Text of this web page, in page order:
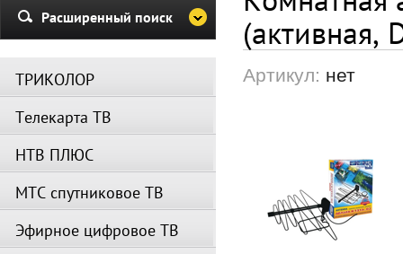
Убедительная просьба в
период не производить поиск
каналов и не перезагружать
Вещание телеканалов и
(активная,
Артикул: нет
Расширенный поиск
ТРИКОЛОР
Телекарта ТВ
НТВ ПЛЮС
МТС спутниковое ТВ
Эфирное цифровое ТВ